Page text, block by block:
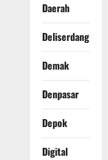
Daerah
Deliserdang
Demak
Denpasar
Depok
Digital